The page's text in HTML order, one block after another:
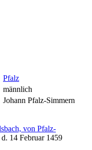
Pfalz
männlich
Johann Pfalz-Simmern
von Pfalz-
14 Februar 1459